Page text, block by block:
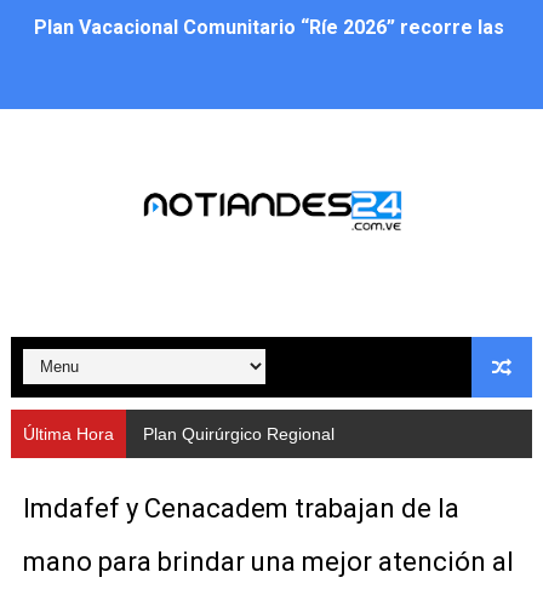
Alcaldía del Municipio Libertador realizó una jornada
Impulsan plan estratégico de seguridad ciudadana
Niños de Estudiantes de Mérida sembraron 110
Corposalud y Secretaría Social fortalecen la atención
Entregan planta eléctrica para fortalecer la atención
Última Hora Plan Quirúrgico Regional llega a Pueblo Llano con la act
Imdafef y Cenacadem trabajan de la
mano para brindar una mejor atención al